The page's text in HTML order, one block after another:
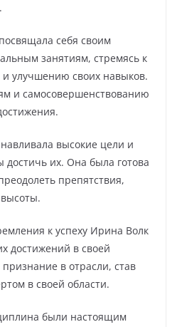
себя своим
занятиям, стремясь к
улучшению своих навыков.
и самосовершенствованию
высокие цели и
достичь их. Она была готова
препятствия,
к успеху Ирина Волк
достижений в своей
в отрасли, став
в своей области.
были настоящим